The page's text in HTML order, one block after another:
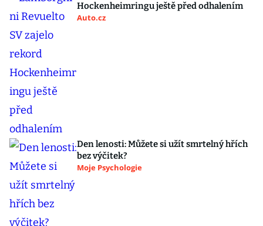
Hockenheimringu ještě před odhalením
Auto.cz
Den lenosti: Můžete si užít smrtelný hřích
bez výčitek?
Moje Psychologie